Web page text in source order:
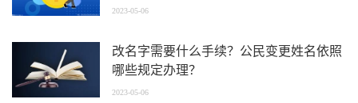
2023-05-06
改名字需要什么手续？公民变更姓名依照
哪些规定办理？
2023-05-06